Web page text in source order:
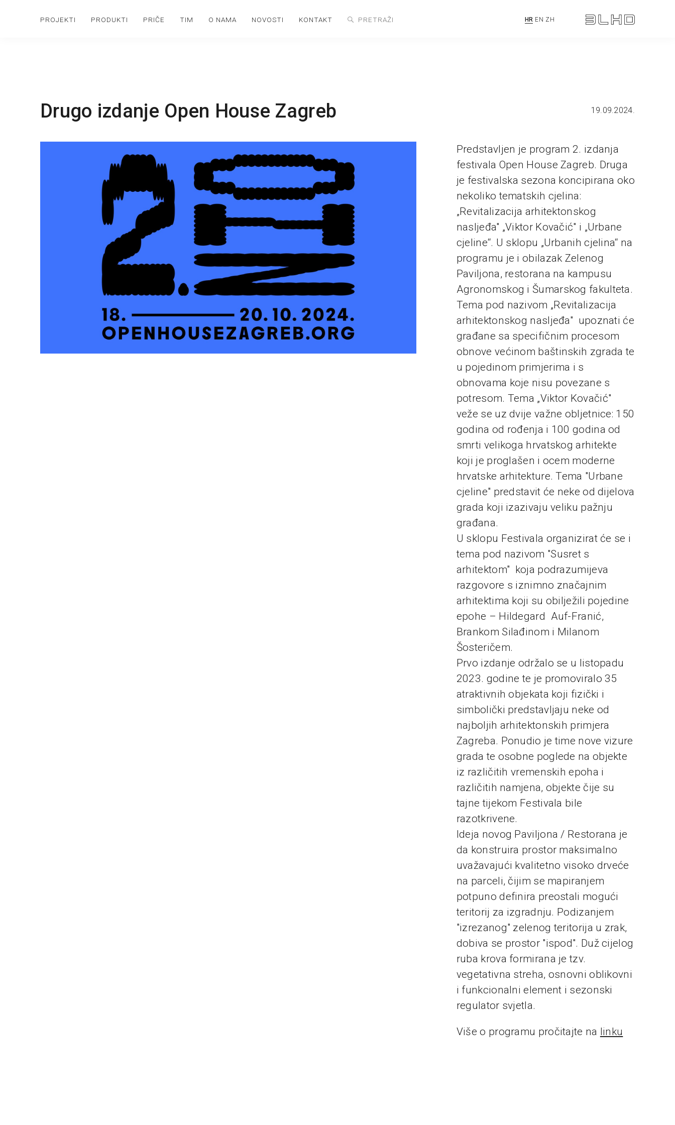
PROJEKTI PRODUKTI PRIČE TIM O NAMA NOVOSTI KONTAKT HR EN ZH
Drugo izdanje Open House Zagreb 19.09.2024.
Predstavljen je program 2. izdanja
festivala Open House Zagreb. Druga
je festivalska sezona koncipirana oko
nekoliko tematskih cjelina:
„Revitalizacija arhitektonskog
nasljeđa" „Viktor Kovačić" i „Urbane
cjeline“. U sklopu „Urbanih cjelina“ na
programu je i obilazak Zelenog
Paviljona, restorana na kampusu
Agronomskog i Šumarskog fakulteta.
Tema pod nazivom „Revitalizacija
arhitektonskog nasljeđa" upoznati će
građane sa specifičnim procesom
obnove većinom baštinskih zgrada te
u pojedinom primjerima i s
obnovama koje nisu povezane s
potresom. Tema „Viktor Kovačić"
veže se uz dvije važne obljetnice: 150
godina od rođenja i 100 godina od
smrti velikoga hrvatskog arhitekte
koji je proglašen i ocem moderne
hrvatske arhitekture. Tema "Urbane
cjeline" predstavit će neke od dijelova
grada koji izazivaju veliku pažnju
građana.
U sklopu Festivala organizirat će se i
tema pod nazivom "Susret s
arhitektom" koja podrazumijeva
razgovore s iznimno značajnim
arhitektima koji su obilježili pojedine
epohe – Hildegard Auf-Franić,
Brankom Silađinom i Milanom
Šosteričem.
Prvo izdanje održalo se u listopadu
2023. godine te je promoviralo 35
atraktivnih objekata koji fizički i
simbolički predstavljaju neke od
najboljih arhitektonskih primjera
Zagreba. Ponudio je time nove vizure
grada te osobne poglede na objekte
iz različitih vremenskih epoha i
različitih namjena, objekte čije su
tajne tijekom Festivala bile
razotkrivene.
Ideja novog Paviljona / Restorana je
da konstruira prostor maksimalno
uvažavajući kvalitetno visoko drveće
na parceli, čijim se mapiranjem
potpuno definira preostali mogući
teritorij za izgradnju. Podizanjem
"izrezanog" zelenog teritorija u zrak,
dobiva se prostor "ispod". Duž cijelog
ruba krova formirana je tzv.
vegetativna streha, osnovni oblikovni
i funkcionalni element i sezonski
regulator svjetla.
Više o programu pročitajte na linku